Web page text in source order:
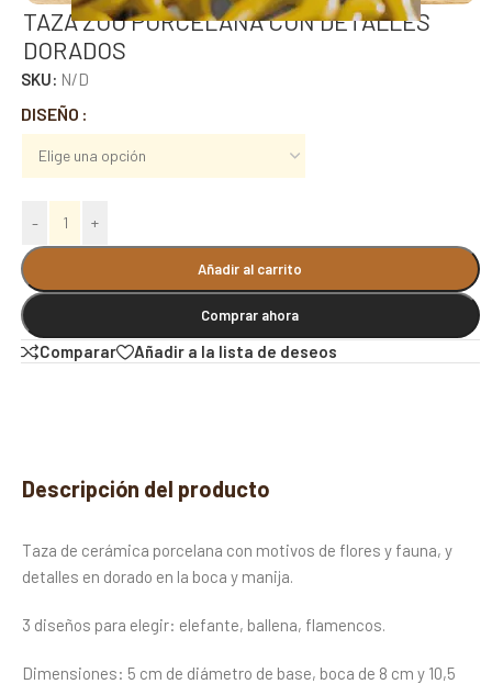
TAZA ZOO PORCELANA CON DETALLES
DORADOS
SKU: N/D
DISEÑO
- +
Añadir al carrito
Comprar ahora
Alternative:
Comparar Añadir a la lista de deseos
Descripción del producto
Taza de cerámica porcelana con motivos de flores y fauna, y
detalles en dorado en la boca y manija.
3 diseños para elegir: elefante, ballena, flamencos.
Dimensiones: 5 cm de diámetro de base, boca de 8 cm y 10,5